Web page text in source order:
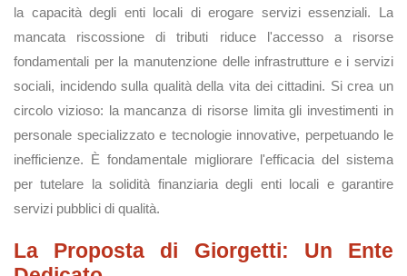
la capacità degli enti locali di erogare servizi essenziali. La
mancata riscossione di tributi riduce l'accesso a risorse
fondamentali per la manutenzione delle infrastrutture e i servizi
sociali, incidendo sulla qualità della vita dei cittadini. Si crea un
circolo vizioso: la mancanza di risorse limita gli investimenti in
personale specializzato e tecnologie innovative, perpetuando le
inefficienze. È fondamentale migliorare l'efficacia del sistema
per tutelare la solidità finanziaria degli enti locali e garantire
servizi pubblici di qualità.
La Proposta di Giorgetti: Un Ente